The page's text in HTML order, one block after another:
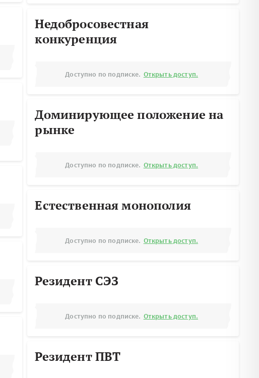
Недобросовестная
конкуренция
Доступно по подписке. Открыть доступ.
Доминирующее положение на
рынке
Доступно по подписке. Открыть доступ.
Естественная монополия
Доступно по подписке. Открыть доступ.
Резидент СЭЗ
Доступно по подписке. Открыть доступ.
Резидент ПВТ